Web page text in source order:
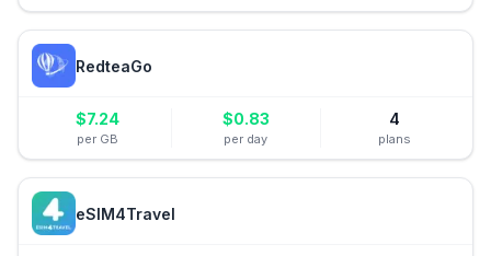
RedteaGo
$7.24
per GB
$0.83
per day
4
plans
eSIM4Travel